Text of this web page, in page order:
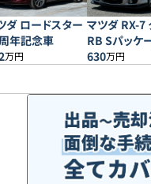
ダ ロードスター
年記念車
万円
マツダ RX-7
RB Sパッケ
630万円